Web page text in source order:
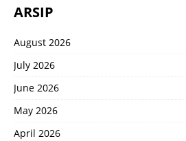
ARSIP
August 2026
July 2026
June 2026
May 2026
April 2026